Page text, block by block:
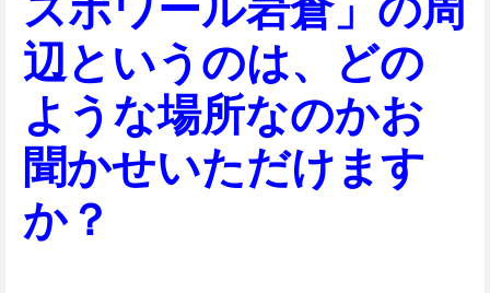
辺というのは、どの
ような場所なのかお
聞かせいただけます
か？